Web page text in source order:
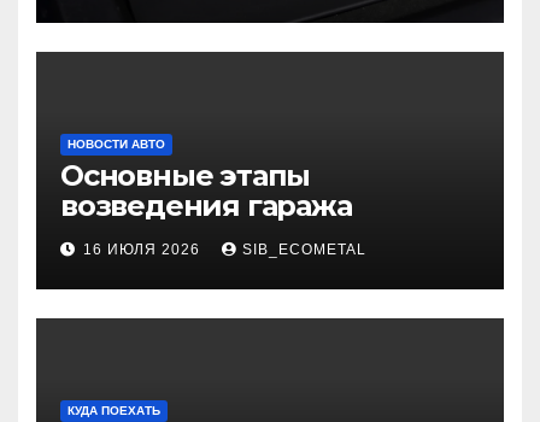
НОВОСТИ АВТО
Основные этапы
возведения гаража
16 ИЮЛЯ 2026 SIB_ECOMETAL
КУДА ПОЕХАТЬ